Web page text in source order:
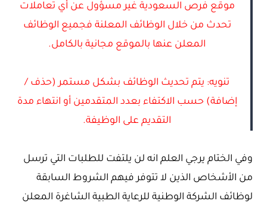
موقع فرص السعودية غير مسؤول عن أي تعاملات
تحدث من خلال الوظائف المعلنة فجميع الوظائف
المعلن عنها بالموقع مجانية بالكامل.
تنويه: يتم تحديث الوظائف بشكل مستمر (حذف /
إضافة) حسب الاكتفاء بعدد المتقدمين أو انتهاء مدة
التقديم على الوظيفة.
وفي الختام يرجي العلم انه لن يلتفت للطلبات التي ترسل
من الأشخاص الذين لا تتوفر فيهم الشروط السابقة
لوظائف الشركة الوطنية للرعاية الطبية الشاغرة المعلن